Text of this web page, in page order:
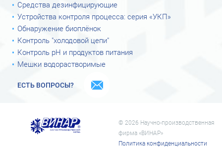
Средства дезинфицирующие
Устройства контроля процесса: серия «УКП»
Обнаружение биоплёнок
Контроль "холодовой цепи"
Контроль рН и продуктов питания
Мешки водорастворимые
ЕСТЬ ВОПРОСЫ?
© 2026 Научно-производственная
фирма «ВИНАР»
Политика конфиденциальности